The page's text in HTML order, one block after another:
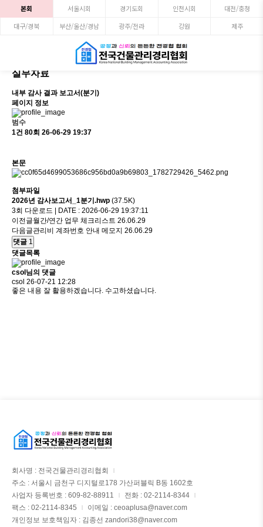
본회 서울시회 경기도회 인천시회
대전/충청
대구/경북
부산/울산/경남 광주/전라 강원 제주
실무자료
내부 감사 결과 보고서(분기)
페이지 정보
범수
1건 80회 26-06-29 19:37
본문
첨부파일
2026년 감사보고서_1분기.hwp (37.5K)
3회 다운로드 | DATE : 2026-06-29 19:37:11
이전글월간/연간 업무 체크리스트 26.06.29
다음글관리비 계좌번호 안내 메모지 26.06.29
댓글 1
댓글목록
csol님의 댓글
csol 26-07-21 12:28
좋은 내용 잘 활용하겠습니다. 수고하셨습니다.
회사명 : 전국건물관리경리협회
주소 : 서울시 금천구 디지털로178 가산퍼블릭 B동 1602호
사업자 등록번호 : 609-82-88911
전화 : 02-2114-8344
팩스 : 02-2114-8345
이메일 : ceoaplusa@naver.com
개인정보 보호책임자 : 김종선 zandori38@naver.com